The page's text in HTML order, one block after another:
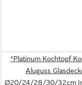
*Platinum Kochtopf
Aluguss
Ø20/24/28/30/32cm